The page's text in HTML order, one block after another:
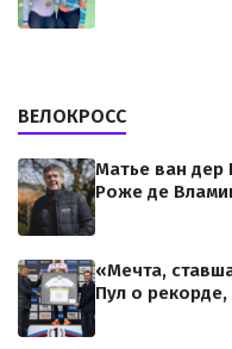
ВЕЛОКРОСС
Матье ван дер
Роже де
«Мечта,
Пул о